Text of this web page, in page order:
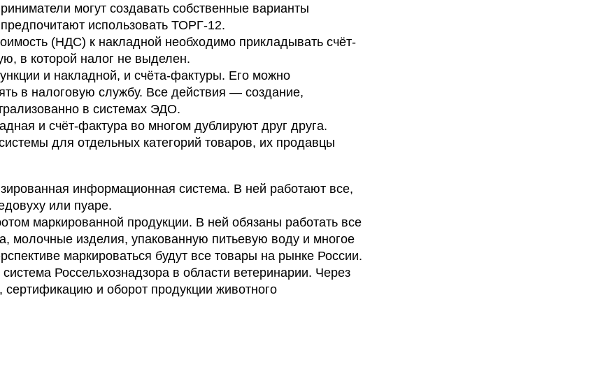
могут создавать собственные варианты
использовать ТОРГ-12.
(НДС) к накладной необходимо прикладывать счёт-
в которой налог не выделен.
и накладной, и счёта-фактуры. Его можно
в налоговую службу. Все действия — создание,
в системах ЭДО.
и счёт-фактура во многом дублируют друг друга.
для отдельных категорий товаров, их продавцы
информационная система. В ней работают все,
или пуаре.
маркированной продукции. В ней обязаны работать все
молочные изделия, упакованную питьевую воду и многое
маркироваться будут все товары на рынке России.
Россельхознадзора в области ветеринарии. Через
сертификацию и оборот продукции животного